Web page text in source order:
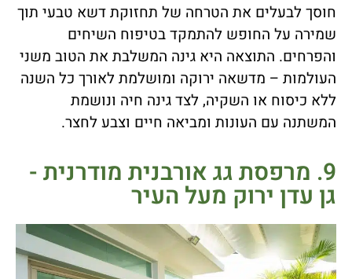
חוסך לבעלים את הטרחה של תחזוקת דשא טבעי תוך
שמירה על החופש להתמקד בטיפוח השיחים
והפרחים. התוצאה היא גינה המשלבת את הטוב משני
העולמות – מדשאה ירוקה ומושלמת לאורך כל השנה
ללא כיסוח או השקיה, לצד גינה חיה ונושמת
המשתנה עם העונות ומביאה חיים וצבע לחצר.
9. מרפסת גג אורבנית מודרנית -
גן עדן ירוק מעל העיר